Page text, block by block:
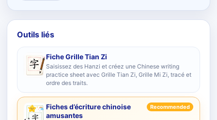
Outils liés
Fiche Grille Tian Zi
Saisissez des Hanzi et créez une Chinese writing
practice sheet avec Grille Tian Zi, Grille Mi Zi, tracé et
ordre des traits.
Fiches d’écriture chinoise
amusantes
Recommended